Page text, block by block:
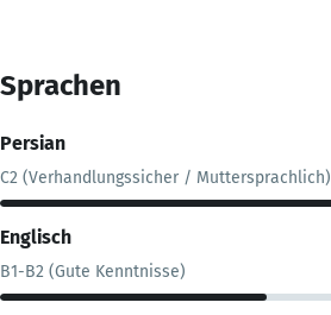
Sprachen
Persian
C2 (Verhandlungssicher / Muttersprachlich)
Englisch
B1-B2 (Gute Kenntnisse)